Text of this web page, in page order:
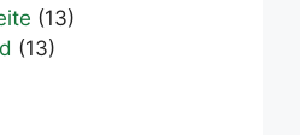
(13)
(13)